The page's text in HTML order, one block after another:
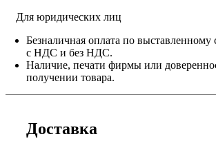
Для юридических лиц
Безналичная оплата по выставленному
с НДС и без НДС.
Наличие, печати фирмы или
получении товара.
Доставка